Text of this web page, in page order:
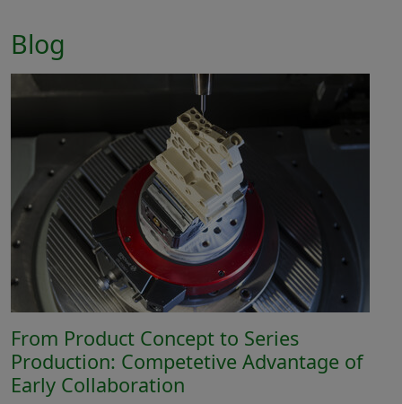
Blog
From Product Concept to Series
Production: Competetive Advantage of
Early Collaboration